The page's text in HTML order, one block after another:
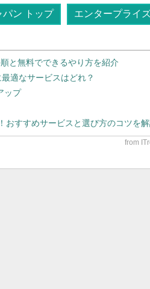
パン トップ エンタープライ
と無料でできるやり方を紹介
適なサービスはどれ？
ップ
おすすめサービスと選び方のコツを